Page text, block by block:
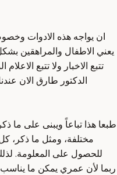
ان يواجه هذه الادوات
يعني الاطفال والمراهقين
تتبع الاخبار ولا تتبع
الدكتور طارق الان
طبعا هذا تباعاً ويبنى على ما
مختلفة، ومثل ما ذكر،
للحصول على المعلومة.
ربما لأن عمري يمكن ما